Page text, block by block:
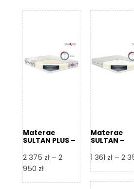
119 zł
Materac
SULTAN PLUS –
2 375 zł – 2
950 złZakres
Materac
SULTAN –
1 361 zł – 2